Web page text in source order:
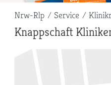
Pfadnavigation
Nrw-Rlp Service
Knappschaft